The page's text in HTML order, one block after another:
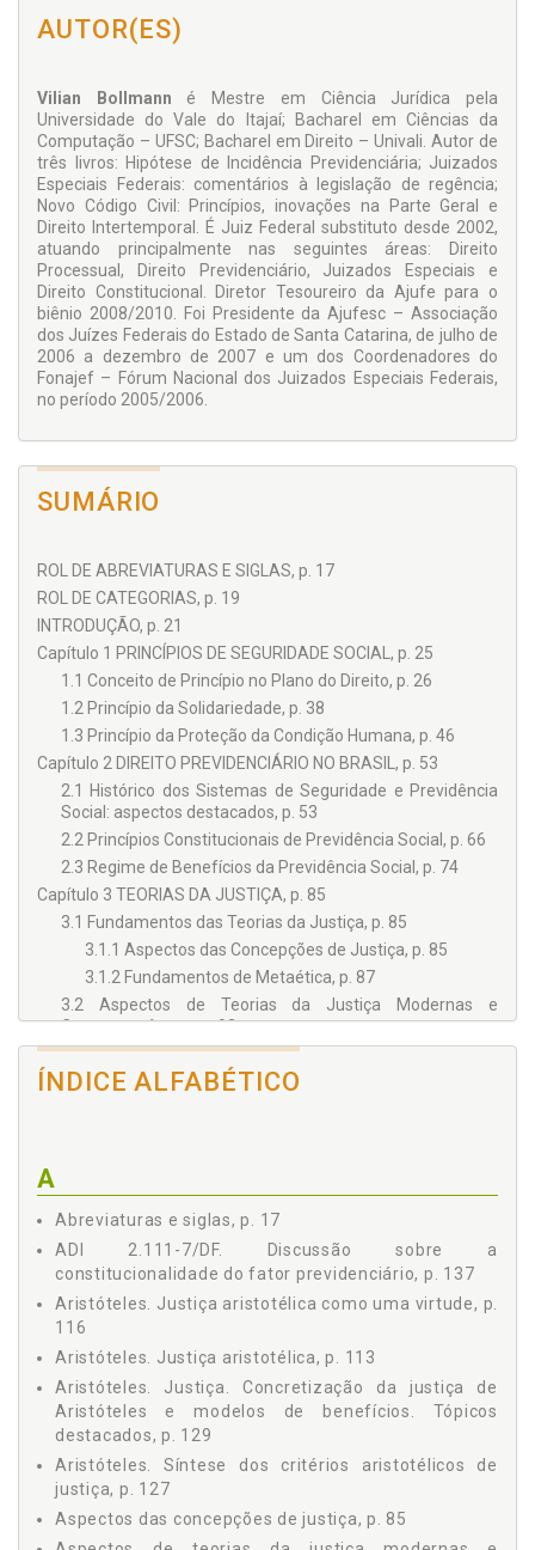
Critérios Aristotélicos de Justiça
• O Enquadramento dos Princípios da Seguridade Social • O
Enquadramento dos Princípios da Previdência Social • O
Enquadramento das Regras Legais da Hipótese de Incidência
Previdenciária • O Enquadramento da Concretização do
Direito em Decisões Judiciais • A Discussão sobre a
Constitucionalidade do Fator Previdenciário – ADI 2.111-7/DF
• A Questão da Dependência do Marido não Inválido antes da
Lei 8.213/91 • Pensão por Morte do Neto para o Avô – REsp.
528.987/SP • A Tese do Divisor do Salário-de-benefício
AUTOR(ES)
Vilian Bollmann é Mestre em Ciência Jurídica pela
Universidade do Vale do Itajaí; Bacharel em Ciências da
Computação – UFSC; Bacharel em Direito – Univali. Autor de
três livros: Hipótese de Incidência Previdenciária; Juizados
Especiais Federais: comentários à legislação de regência;
Novo Código Civil: Princípios, inovações na Parte Geral e
Direito Intertemporal. É Juiz Federal substituto desde 2002,
atuando principalmente nas seguintes áreas: Direito
Processual, Direito Previdenciário, Juizados Especiais e
Direito Constitucional. Diretor Tesoureiro da Ajufe para o
biênio 2008/2010. Foi Presidente da Ajufesc – Associação
dos Juízes Federais do Estado de Santa Catarina, de julho de
2006 a dezembro de 2007 e um dos Coordenadores do
Fonajef – Fórum Nacional dos Juizados Especiais Federais,
no período 2005/2006.
SUMÁRIO
ROL DE ABREVIATURAS E SIGLAS, p. 17
ROL DE CATEGORIAS, p. 19
INTRODUÇÃO, p. 21
Capítulo 1 PRINCÍPIOS DE SEGURIDADE SOCIAL, p. 25
1.1 Conceito de Princípio no Plano do Direito, p. 26
1.2 Princípio da Solidariedade, p. 38
1.3 Princípio da Proteção da Condição Humana, p. 46
Capítulo 2 DIREITO PREVIDENCIÁRIO NO BRASIL, p. 53
2.1 Histórico dos Sistemas de Seguridade e Previdência
Social: aspectos destacados, p. 53
2.2 Princípios Constitucionais de Previdência Social, p. 66
2.3 Regime de Benefícios da Previdência Social, p. 74
Capítulo 3 TEORIAS DA JUSTIÇA, p. 85
3.1 Fundamentos das Teorias da Justiça, p. 85
3.1.1 Aspectos das Concepções de Justiça, p. 85
3.1.2 Fundamentos de Metaética, p. 87
3.2 Aspectos de Teorias da Justiça Modernas e
Contemporâneas, p. 93
3.2.1 Utilitarismo, p. 96
3.2.2 Rawls, p. 99
Capítulo 4 JUSTIÇA ARISTOTÉLICA, p. 113
4.1 Aspectos Históricos, p. 113
4.2 A Justiça Aristotélica como uma virtude, p. 116
4.3 Justiça Legal, p. 120
4.4 Justiça Distributiva, p. 121
4.5 Justiça Comutativa, p. 122
4.6 Justiça Política, p. 123
4.7 Equidade, p. 126
4.8 Síntese dos Critérios Aristotélicos de Justiça, p. 127
Capítulo 5 TÓPICOS DESTACADOS DA CONCRETIZAÇÃO DA
JUSTIÇA DE ARISTÓTELES E MODELOS DE BENEFÍCIOS, p.
129
5.1 O Enquadramento dos Princípios da Seguridade
ÍNDICE ALFABÉTICO
A
Abreviaturas e siglas, p. 17
ADI 2.111-7/DF. Discussão sobre a
constitucionalidade do fator previdenciário, p. 137
Aristóteles. Justiça aristotélica como uma virtude, p.
116
Aristóteles. Justiça aristotélica, p. 113
Aristóteles. Justiça. Concretização da justiça de
Aristóteles e modelos de benefícios. Tópicos
destacados, p. 129
Aristóteles. Síntese dos critérios aristotélicos de
justiça, p. 127
Aspectos das concepções de justiça, p. 85